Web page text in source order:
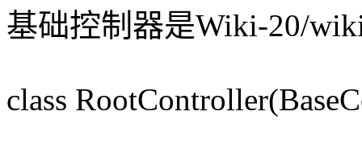
基础控制器是Wiki-20/
class